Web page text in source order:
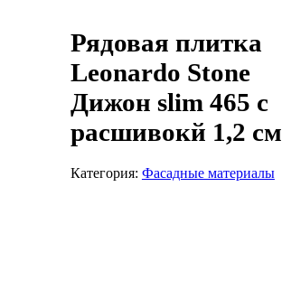
Рядовая плитка
Leonardo Stone
Дижон slim 465 с
расшивокй 1,2 см
Категория: Фасадные материалы